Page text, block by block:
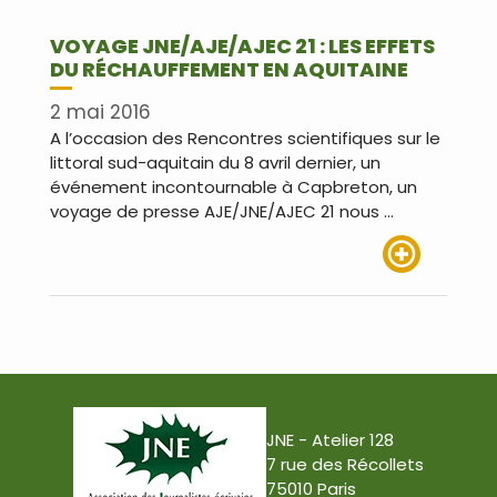
VOYAGE JNE/AJE/AJEC 21 : LES EFFETS
DU RÉCHAUFFEMENT EN AQUITAINE
2 mai 2016
A l’occasion des Rencontres scientifiques sur le
littoral sud-aquitain du 8 avril dernier, un
événement incontournable à Capbreton, un
voyage de presse AJE/JNE/AJEC 21 nous …
JNE - Atelier 128
7 rue des Récollets
75010 Paris